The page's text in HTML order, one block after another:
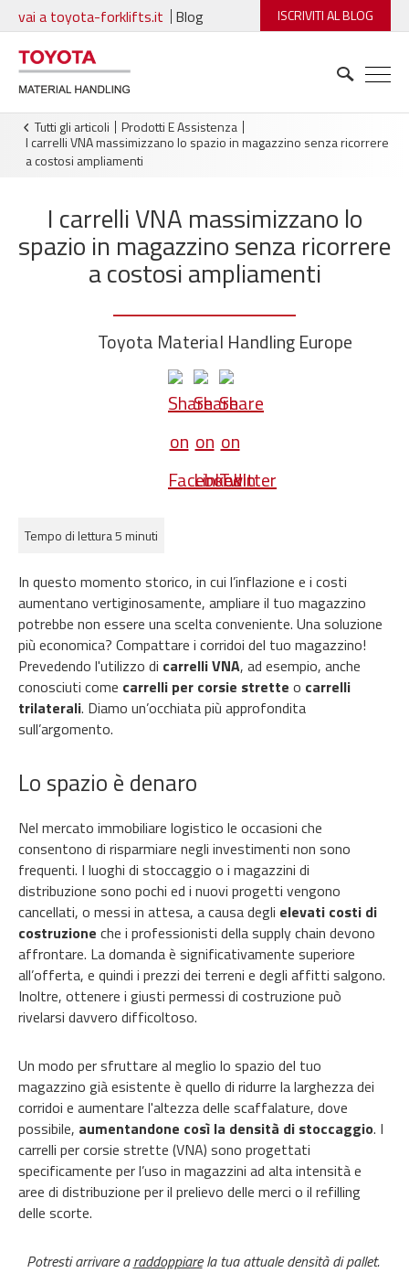
vai a toyota-forklifts.it Blog ISCRIVITI AL BLOG
Tutti gli articoli
Prodotti E Assistenza
I carrelli VNA massimizzano lo spazio in magazzino senza ricorrere
a costosi ampliamenti
I carrelli VNA massimizzano lo
spazio in magazzino senza ricorrere
a costosi ampliamenti
Toyota Material Handling Europe
Tempo di lettura 5 minuti
In questo momento storico, in cui l’inflazione e i costi
aumentano vertiginosamente, ampliare il tuo magazzino
potrebbe non essere una scelta conveniente. Una soluzione
più economica? Compattare i corridoi del tuo magazzino!
Prevedendo l'utilizzo di carrelliVNA, ad esempio, anche
conosciuti come carrelli per corsie strette o carrelli
trilaterali. Diamo un’occhiatapiù approfondita
sull’argomento.
Lo spazio è denaro
Nel mercato immobiliare logistico le occasioni che
consentono di risparmiare negli investimenti non sono
frequenti. I luoghi di stoccaggio o i magazzini di
distribuzione sono pochi ed i nuovi progetti vengono
cancellati, o messi in attesa, a causa degli elevati costi di
costruzione che i professionisti della supply chain devono
affrontare. La domanda è significativamente superiore
all’offerta, e quindi i prezzi dei terreni e degli affitti salgono.
Inoltre, ottenere i giusti permessi di costruzione può
rivelarsi davvero difficoltoso.
Un modo per sfruttare al meglio lo spazio del tuo
magazzino già esistente è quello di ridurre la larghezza dei
corridoi e aumentare l'altezza delle scaffalature, dove
possibile, aumentandone così la densità di stoccaggio. I
carrelli per corsie strette (VNA) sono progettati
specificamente per l’uso in magazzini ad alta intensità e
aree di distribuzione per il prelievo delle merci o il refilling
delle scorte.
Potresti arrivare araddoppiarela tua attuale densità di pallet.